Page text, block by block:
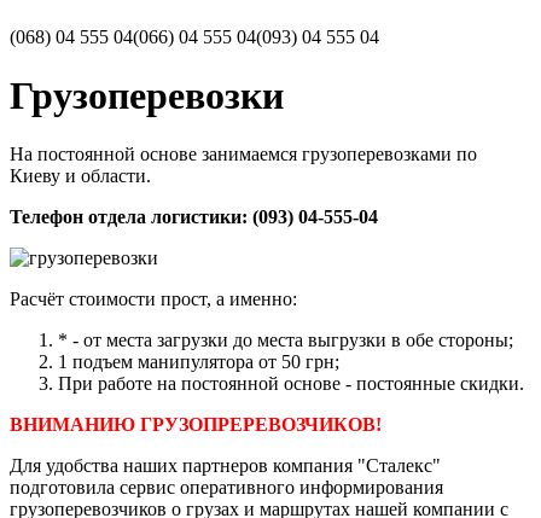
(068) 04 555 04(066) 04 555 04(093) 04 555 04
Грузоперевозки
На постоянной основе занимаемся грузоперевозками по
Киеву и области.
Телефон отдела логистики: (093) 04-555-04
Расчёт стоимости прост, а именно:
* - от места загрузки до места выгрузки в обе стороны;
1 подъем манипулятора от 50 грн;
При работе на постоянной основе - постоянные скидки.
ВНИМАНИЮ ГРУЗОПРЕРЕВОЗЧИКОВ!
Для удобства наших партнеров компания "Сталекс"
подготовила сервис оперативного информирования
грузоперевозчиков о грузах и маршрутах нашей компании с